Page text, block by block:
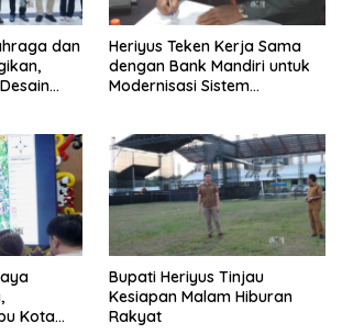
dan
Heriyus Teken Kerja Sama
dengan Bank Mandiri untuk
Modernisasi Sistem
Kota
Bupati Heriyus Tinjau
Kesiapan Malam Hiburan
Rakyat